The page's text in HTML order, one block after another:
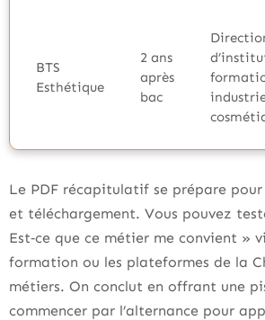
BTS
Esthétique
2 ans
après
bac
Le PDF récapitulatif se prépare
et téléchargement. Vous pouvez
Est‑ce que ce métier me convient »
formation ou les plateformes de la
métiers. On conclut en offrant une
commencer par l’alternance pour